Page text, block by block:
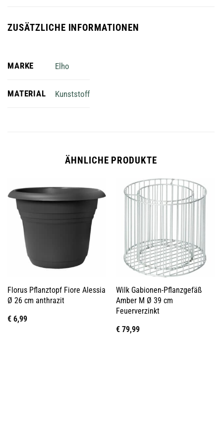
ZUSÄTZLICHE INFORMATIONEN
MARKE Elho
MATERIAL Kunststoff
ÄHNLICHE PRODUKTE
Florus Pflanztopf Fiore Alessia
Ø 26 cm anthrazit
€6,99
Wilk Gabionen-Pflanzgefäß
Amber M Ø 39 cm
Feuerverzinkt
€79,99